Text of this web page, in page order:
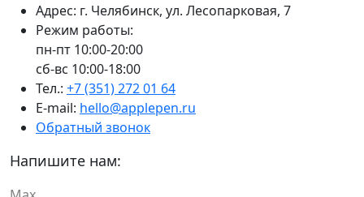
Адрес: г. Челябинск, ул. Лесопарковая, 7
Режим работы:
пн-пт 10:00-20:00
сб-вс 10:00-18:00
Тел.: +7 (351) 272 01 64
E-mail: hello@applepen.ru
Обратный звонок
Напишите нам: